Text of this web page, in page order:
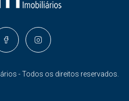
- Todos os direitos reservados.